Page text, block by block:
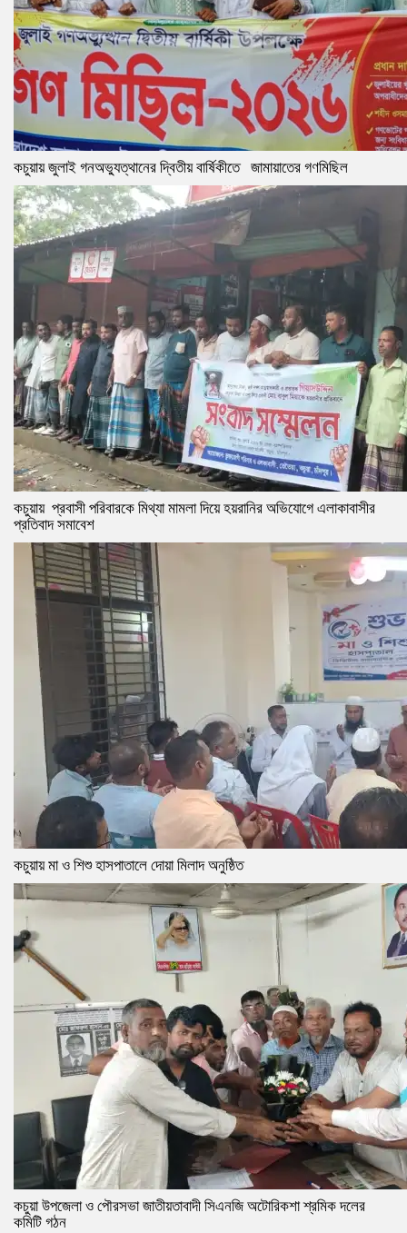
কচুয়ায় জুলাই গনঅভ্যুত্থানের দ্বিতীয় বার্ষিকীতে জামায়াতের গণমিছিল
কচুয়ায় প্রবাসী পরিবারকে মিথ্যা মামলা দিয়ে হয়রানির অভিযোগে এলাকাবাসীর
প্রতিবাদ সমাবেশ
কচুয়ায় মা ও শিশু হাসপাতালে দোয়া মিলাদ অনুষ্ঠিত
কচুয়া উপজেলা ও পৌরসভা জাতীয়তাবাদী সিএনজি অটোরিকশা শ্রমিক দলের
কমিটি গঠন